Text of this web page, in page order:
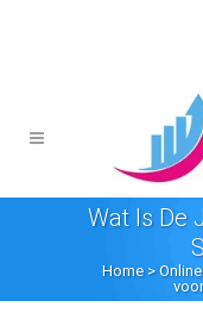
Wat Is De
Home>